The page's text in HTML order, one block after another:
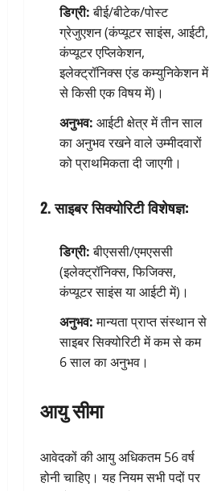
डिग्री:बीई/बीटेक/पोस्ट
ग्रेजुएशन (कंप्यूटर साइंस, आईटी,
कंप्यूटर एप्लिकेशन,
इलेक्ट्रॉनिक्स एंड कम्युनिकेशन में
से किसी एक विषय में)।
अनुभव: आईटी क्षेत्र में तीन साल
का अनुभव रखने वाले उम्मीदवारों
को प्राथमिकता दी जाएगी।
2. साइबर सिक्योरिटी विशेषज्ञ:
डिग्री:बीएससी/एमएससी
(इलेक्ट्रॉनिक्स, फिजिक्स,
कंप्यूटर साइंस या आईटी में)।
अनुभव:मान्यता प्राप्त संस्थान से
साइबर सिक्योरिटी में कम से कम
6 साल का अनुभव।
आयु सीमा
आवेदकों की आयु अधिकतम 56 वर्ष
होनी चाहिए। यह नियम सभी पदों पर